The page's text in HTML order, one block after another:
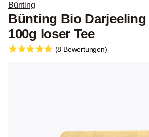
Bünting
Bünting Bio
100g loser Tee
(8 Bewertungen)